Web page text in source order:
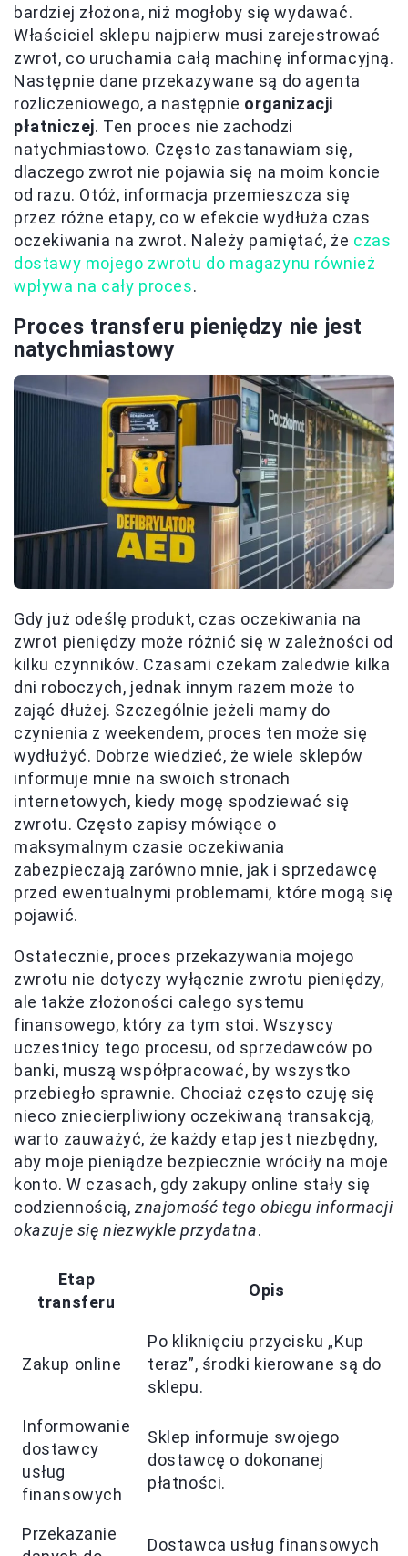
bardziej złożona, niż mogłoby się wydawać.
Właściciel sklepu najpierw musi zarejestrować
zwrot, co uruchamia całą machinę informacyjną.
Następnie dane przekazywane są do agenta
rozliczeniowego, a następnie organizacji
płatniczej. Ten proces nie zachodzi
natychmiastowo. Często zastanawiam się,
dlaczego zwrot nie pojawia się na moim koncie
od razu. Otóż, informacja przemieszcza się
przez różne etapy, co w efekcie wydłuża czas
oczekiwania na zwrot. Należy pamiętać, że czas
dostawy mojego zwrotu do magazynu również
wpływa na cały proces.
Proces transferu pieniędzy nie jest
natychmiastowy
Gdy już odeślę produkt, czas oczekiwania na
zwrot pieniędzy może różnić się w zależności od
kilku czynników. Czasami czekam zaledwie kilka
dni roboczych, jednak innym razem może to
zająć dłużej. Szczególnie jeżeli mamy do
czynienia z weekendem, proces ten może się
wydłużyć. Dobrze wiedzieć, że wiele sklepów
informuje mnie na swoich stronach
internetowych, kiedy mogę spodziewać się
zwrotu. Często zapisy mówiące o
maksymalnym czasie oczekiwania
zabezpieczają zarówno mnie, jak i sprzedawcę
przed ewentualnymi problemami, które mogą się
pojawić.
Ostatecznie, proces przekazywania mojego
zwrotu nie dotyczy wyłącznie zwrotu pieniędzy,
ale także złożoności całego systemu
finansowego, który za tym stoi. Wszyscy
uczestnicy tego procesu, od sprzedawców po
banki, muszą współpracować, by wszystko
przebiegło sprawnie. Chociaż często czuję się
nieco zniecierpliwiony oczekiwaną transakcją,
warto zauważyć, że każdy etap jest niezbędny,
aby moje pieniądze bezpiecznie wróciły na moje
konto. W czasach, gdy zakupy online stały się
codziennością, znajomość tego obiegu informacji
okazuje się niezwykle przydatna.
Etap
transferu
Opis
Zakup online
Po kliknięciu przycisku „Kup
teraz”, środki kierowane są do
sklepu.
Informowanie
dostawcy
usług
finansowych
Sklep informuje swojego
dostawcę o dokonanej
płatności.
Przekazanie
Dostawca usług finansowych